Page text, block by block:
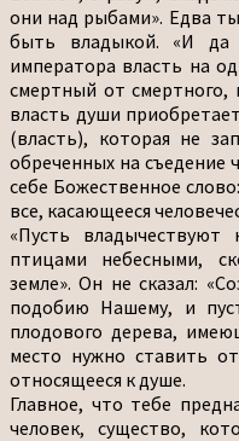
они над рыбами». Едва
быть владыкой. «И да
императора власть на
смертный от смертного,
власть души
(власть), которая не
обреченных на съедение
себе Божественное
все, касающееся
«Пусть
птицами небесными,
земле». Он не сказал:
подобию Нашему, и
плодового дерева,
место нужно ставить
относящееся к душе.
Главное, что тебе
человек, существо,